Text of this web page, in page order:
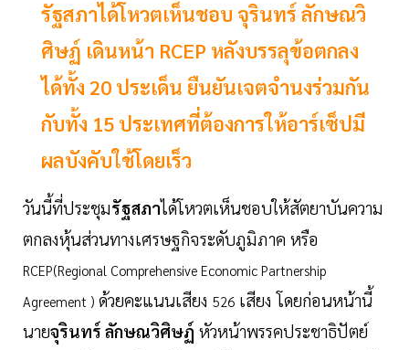
รัฐสภาได้โหวตเห็นชอบ จุรินทร์ ลักษณวิ
ศิษฏ์ เดินหน้า RCEP หลังบรรลุข้อตกลง
ได้ทั้ง 20 ประเด็น ยืนยันเจตจำนงร่วมกัน
กับทั้ง 15 ประเทศที่ต้องการให้อาร์เซ็ปมี
ผลบังคับใช้โดยเร็ว
วันนี้ที่ประชุมรัฐสภาได้โหวตเห็นชอบให้สัตยาบันความ
ตกลงหุ้นส่วนทางเศรษฐกิจระดับภูมิภาค หรือ
RCEP(Regional Comprehensive Economic Partnership
Agreement ) ด้วยคะแนนเสียง 526 เสียง โดยก่อนหน้านี้
นายจุรินทร์ ลักษณวิศิษฏ์ หัวหน้าพรรคประชาธิปัตย์